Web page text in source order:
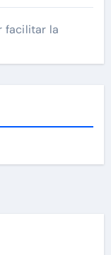
facilitar la